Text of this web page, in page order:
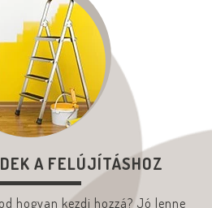
A FELÚJÍTÁSHOZ
hogyan kezdj hozzá? Jó lenne